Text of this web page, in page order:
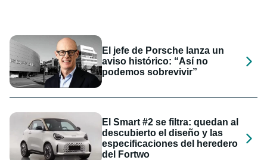
El jefe de Porsche lanza un
aviso histórico: “Así no
podemos sobrevivir”
El Smart #2 se filtra: quedan al
descubierto el diseño y las
especificaciones del heredero
del Fortwo